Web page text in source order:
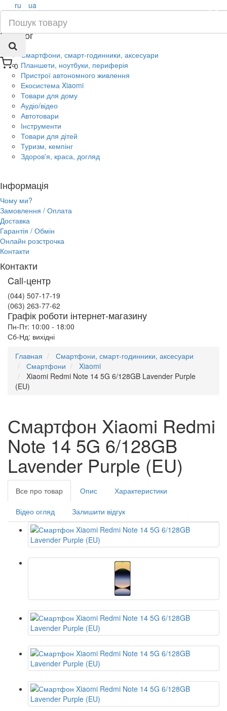
0
×
ru ua
Каталог
Смартфони, смарт-годинники, аксесуари
Планшети, ноутбуки, периферія
Пристрої автономного живлення
Екосистема Xiaomi
Товари для дому
Аудіо/відео
Автотовари
Інструменти
Товари для дітей
Туризм, кемпінг
Здоров'я, краса, догляд
Інформація
Чому ми?
Замовлення / Оплата
Доставка
Гарантія / Обмін
Онлайн розстрочка
Контакти
Контакти
Call-центр
(044) 507-17-19
(063) 263-77-62
Графік роботи інтернет-магазину
Пн-Пт: 10:00 - 18:00
Сб-Нд: вихідні
Главная
Смартфони, смарт-годинники, аксесуари
Смартфони
Xiaomi
Xiaomi Redmi Note 14 5G 6/128GB Lavender Purple
(EU)
Смартфон Xiaomi Redmi
Note 14 5G 6/128GB
Lavender Purple (EU)
Все про товар Опис Характеристики
Відео огляд Залишити відгук